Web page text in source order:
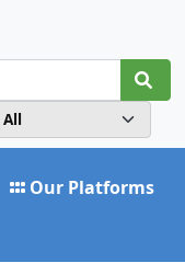
Our Platforms